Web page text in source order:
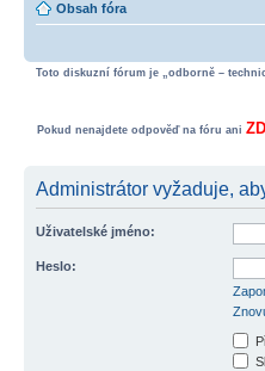
Obsah fóra
Toto diskuzní fórum je „odborně –
Pokud nenajdete odpověď na fóru ani
Administrátor vyžaduje,
Uživatelské jméno:
Heslo: